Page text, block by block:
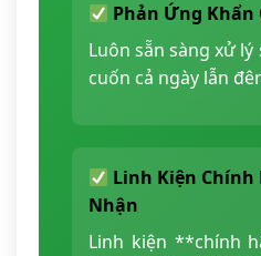
Phản Ứng Khẩn
Luôn sẵn sàng xử
cuốn cả ngày lẫn
Linh Kiện Chính
Nhận
Linh kiện **chính